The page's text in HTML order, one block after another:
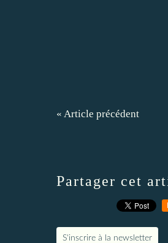
« Article précédent
Partager cet
S'inscrire à la newsletter